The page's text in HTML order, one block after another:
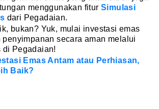
menggunakan fitur Simulasi
dari Pegadaian.
bukan? Yuk, mulai investasi emas
penyimpanan secara aman melalui
di Pegadaian!
Emas Antam atau Perhiasan,
Baik?